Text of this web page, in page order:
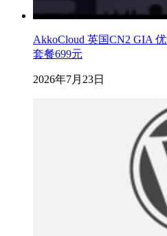
AkkoCloud 英国CN2 GIA
套餐699元
2026年7月23日